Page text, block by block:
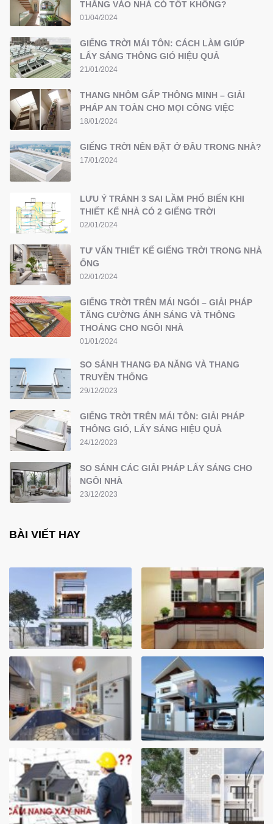
THẲNG VÀO NHÀ CÓ TỐT KHÔNG?
01/04/2024
GIẾNG TRỜI MÁI TÔN: CÁCH LÀM GIÚP
LẤY SÁNG THÔNG GIÓ HIỆU QUẢ
21/01/2024
THANG NHÔM GẤP THÔNG MINH – GIẢI
PHÁP AN TOÀN CHO MỌI CÔNG VIỆC
18/01/2024
GIẾNG TRỜI NÊN ĐẶT Ở ĐÂU TRONG NHÀ?
17/01/2024
LƯU Ý TRÁNH 3 SAI LẦM PHỔ BIẾN KHI
THIẾT KẾ NHÀ CÓ 2 GIẾNG TRỜI
02/01/2024
TƯ VẤN THIẾT KẾ GIẾNG TRỜI TRONG NHÀ
ỐNG
02/01/2024
GIẾNG TRỜI TRÊN MÁI NGÓI – GIẢI PHÁP
TĂNG CƯỜNG ÁNH SÁNG VÀ THÔNG
THOÁNG CHO NGÔI NHÀ
01/01/2024
SO SÁNH THANG ĐA NĂNG VÀ THANG
TRUYỀN THỐNG
29/12/2023
GIẾNG TRỜI TRÊN MÁI TÔN: GIẢI PHÁP
THÔNG GIÓ, LẤY SÁNG HIỆU QUẢ
24/12/2023
SO SÁNH CÁC GIẢI PHÁP LẤY SÁNG CHO
NGÔI NHÀ
23/12/2023
BÀI VIẾT HAY